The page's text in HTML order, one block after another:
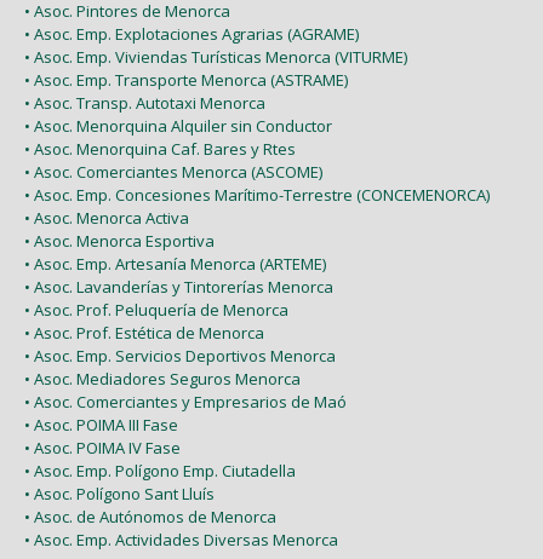
• Asoc. Pintores de Menorca
• Asoc. Emp. Explotaciones Agrarias (AGRAME)
• Asoc. Emp. Viviendas Turísticas Menorca (VITURME)
• Asoc. Emp. Transporte Menorca (ASTRAME)
• Asoc. Transp. Autotaxi Menorca
• Asoc. Menorquina Alquiler sin Conductor
• Asoc. Menorquina Caf. Bares y Rtes
• Asoc. Comerciantes Menorca (ASCOME)
• Asoc. Emp. Concesiones Marítimo-Terrestre (CONCEMENORCA)
• Asoc. Menorca Activa
• Asoc. Menorca Esportiva
• Asoc. Emp. Artesanía Menorca (ARTEME)
• Asoc. Lavanderías y Tintorerías Menorca
• Asoc. Prof. Peluquería de Menorca
• Asoc. Prof. Estética de Menorca
• Asoc. Emp. Servicios Deportivos Menorca
• Asoc. Mediadores Seguros Menorca
• Asoc. Comerciantes y Empresarios de Maó
• Asoc. POIMA III Fase
• Asoc. POIMA IV Fase
• Asoc. Emp. Polígono Emp. Ciutadella
• Asoc. Polígono Sant Lluís
• Asoc. de Autónomos de Menorca
• Asoc. Emp. Actividades Diversas Menorca